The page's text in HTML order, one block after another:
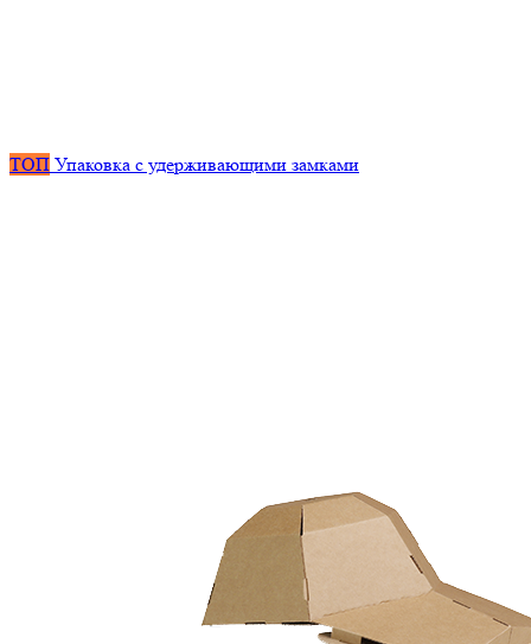
ТОП Упаковка с удерживающими замками